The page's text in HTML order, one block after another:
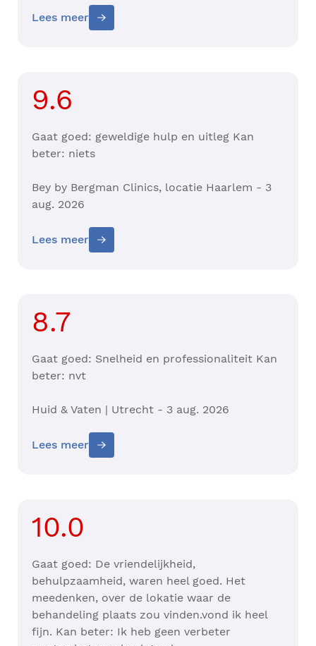
Lees meer
9.6
Gaat goed: geweldige hulp en uitleg Kan
beter: niets
Bey by Bergman Clinics, locatie Haarlem - 3
aug. 2026
Lees meer
8.7
Gaat goed: Snelheid en professionaliteit Kan
beter: nvt
Huid & Vaten | Utrecht - 3 aug. 2026
Lees meer
10.0
Gaat goed: De vriendelijkheid,
behulpzaamheid, waren heel goed. Het
meedenken, over de lokatie waar de
behandeling plaats zou vinden.vond ik heel
fijn. Kan beter: Ik heb geen verbeter